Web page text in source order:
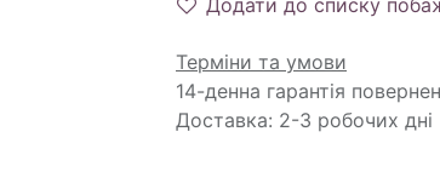
Додати до списку
Терміни та умови
14-денна гарантія
Доставка: 2-3 робочих дні